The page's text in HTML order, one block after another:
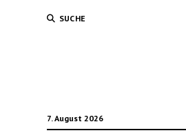
SUCHE
7. August 2026